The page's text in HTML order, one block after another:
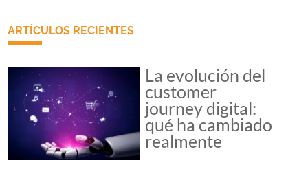
ARTÍCULOS RECIENTES
La evolución del
customer
journey digital:
qué ha cambiado
realmente